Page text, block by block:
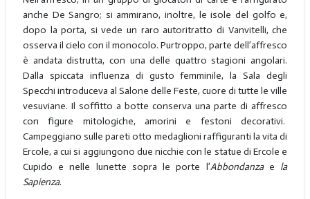
anche De Sangro; si ammirano, inoltre, le isole del golfo e,
dopo la porta, si vede un raro autoritratto di Vanvitelli, che
osserva il cielo con il monocolo. Purtroppo, parte dell’affresco
è andata distrutta, con una delle quattro stagioni angolari.
Dalla spiccata influenza di gusto femminile, la Sala degli
Specchi introduceva al Salone delle Feste, cuore di tutte le ville
vesuviane. Il soffitto a botte conserva una parte di affresco
con figure mitologiche, amorini e festoni decorativi.
Campeggiano sulle pareti otto medaglioni raffiguranti la vita di
Ercole, a cui si aggiungono due nicchie con le statue di Ercole e
Cupido e nelle lunette sopra le porte l’Abbondanzae la
Sapienza.